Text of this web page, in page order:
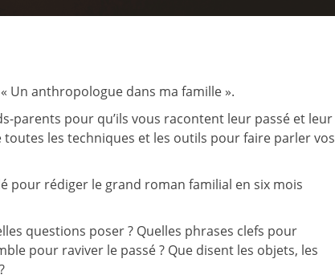
Un anthropologue dans ma famille ».
parents pour qu’ils vous racontent leur passé et leur
les techniques et les outils pour faire parler vos
pour rédiger le grand roman familial en six mois
questions poser ? Quelles phrases clefs pour
pour raviver le passé ? Que disent les objets, les